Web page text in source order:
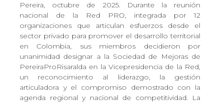
Pereira, octubre de 2025. Durante la reunión
nacional de la Red PRO, integrada por 12
organizaciones que articulan esfuerzos desde el
sector privado para promover el desarrollo territorial
en Colombia, sus miembros decidieron por
unanimidad designar a la Sociedad de Mejoras de
PereiraProRisaralda en la Vicepresidencia de la Red,
un reconocimiento al liderazgo, la gestión
articuladora y el compromiso demostrado con la
agenda regional y nacional de competitividad. La